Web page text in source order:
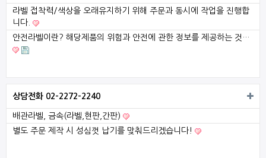
라벨 접착력/색상을 오래유지하기 위해 주문과 동시에 작업을 진행합
니다.
안전라벨이란? 해당제품의 위험과 안전에 관한 정보를 제공하는 것…
상담전화 02-2272-2240
배관라벨, 금속(라벨,현판,간판)
별도 주문 제작 시 성심껏 납기를 맞춰드리겠습니다!